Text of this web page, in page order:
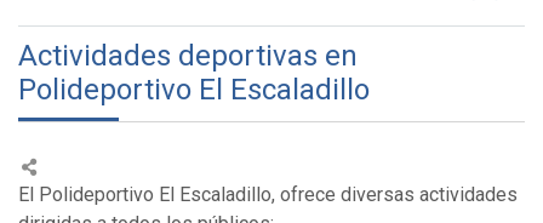
Actividades deportivas en
Polideportivo El Escaladillo
El Polideportivo El Escaladillo, ofrece diversas actividades